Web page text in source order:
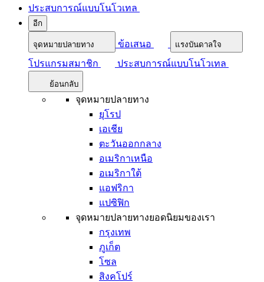
ประสบการณ์แบบโนโวเทล
อีก
จุดหมายปลายทาง ข้อเสนอ แรงบันดาลใจ
โปรแกรมสมาชิก ประสบการณ์แบบโนโวเทล
ย้อนกลับ
จุดหมายปลายทาง
ยุโรป
เอเชีย
ตะวันออกกลาง
อเมริกาเหนือ
อเมริกาใต้
แอฟริกา
แปซิฟิก
จุดหมายปลายทางยอดนิยมของเรา
กรุงเทพ
ภูเก็ต
โซล
สิงคโปร์